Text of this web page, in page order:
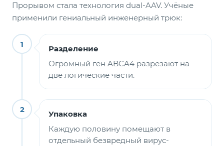
Прорывом стала технология dual-AAV. Учёные
применили гениальный инженерный трюк:
1
Разделение
Огромный ген ABCA4 разрезают на
две логические части.
2
Упаковка
Каждую половину помещают в
отдельный безвредный вирус-